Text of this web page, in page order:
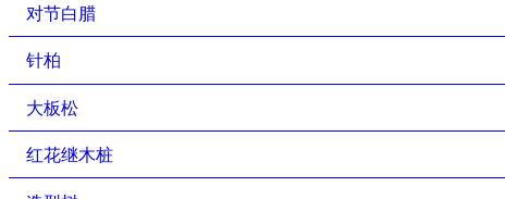
对节白腊
针柏
大板松
红花继木桩